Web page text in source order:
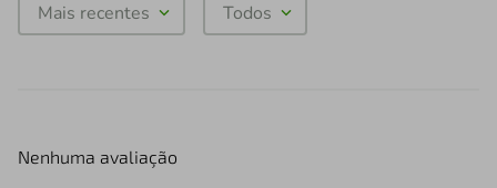
Mais recentes Todos
Nenhuma avaliação